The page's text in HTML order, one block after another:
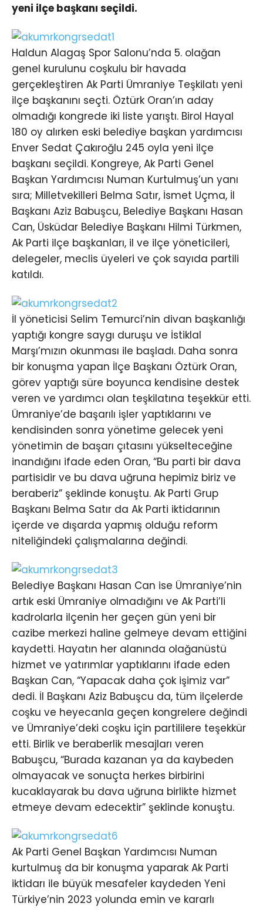
yeni ilçe başkanı seçildi.
Haldun Alagaş Spor Salonu’nda 5. olağan
genel kurulunu coşkulu bir havada
gerçekleştiren Ak Parti Ümraniye Teşkilatı yeni
ilçe başkanını seçti. Öztürk Oran’ın aday
olmadığı kongrede iki liste yarıştı. Birol Hayal
180 oy alırken eski belediye başkan yardımcısı
Enver Sedat Çakıroğlu 245 oyla yeni ilçe
başkanı seçildi. Kongreye, Ak Parti Genel
Başkan Yardımcısı Numan Kurtulmuş’un yanı
sıra; Milletvekilleri Belma Satır, İsmet Uçma, İl
Başkanı Aziz Babuşcu, Belediye Başkanı Hasan
Can, Üsküdar Belediye Başkanı Hilmi Türkmen,
Ak Parti ilçe başkanları, il ve ilçe yöneticileri,
delegeler, meclis üyeleri ve çok sayıda partili
katıldı.
İl yöneticisi Selim Temurci’nin divan başkanlığı
yaptığı kongre saygı duruşu ve İstiklal
Marşı’mızın okunması ile başladı. Daha sonra
bir konuşma yapan İlçe Başkanı Öztürk Oran,
görev yaptığı süre boyunca kendisine destek
veren ve yardımcı olan teşkilatına teşekkür etti.
Ümraniye’de başarılı işler yaptıklarını ve
kendisinden sonra yönetime gelecek yeni
yönetimin de başarı çıtasını yükselteceğine
inandığını ifade eden Oran, “Bu parti bir dava
partisidir ve bu dava uğruna hepimiz biriz ve
beraberiz” şeklinde konuştu. Ak Parti Grup
Başkanı Belma Satır da Ak Parti iktidarının
içerde ve dışarda yapmış olduğu reform
niteliğindeki çalışmalarına değindi.
Belediye Başkanı Hasan Can ise Ümraniye’nin
artık eski Ümraniye olmadığını ve Ak Parti’li
kadrolarla ilçenin her geçen gün yeni bir
cazibe merkezi haline gelmeye devam ettiğini
kaydetti. Hayatın her alanında olağanüstü
hizmet ve yatırımlar yaptıklarını ifade eden
Başkan Can, “Yapacak daha çok işimiz var”
dedi. İl Başkanı Aziz Babuşcu da, tüm ilçelerde
coşku ve heyecanla geçen kongrelere değindi
ve Ümraniye’deki coşku için partililere teşekkür
etti. Birlik ve beraberlik mesajları veren
Babuşcu, “Burada kazanan ya da kaybeden
olmayacak ve sonuçta herkes birbirini
kucaklayarak bu dava uğruna birlikte hizmet
etmeye devam edecektir” şeklinde konuştu.
Ak Parti Genel Başkan Yardımcısı Numan
kurtulmuş da bir konuşma yaparak Ak Parti
iktidarı ile büyük mesafeler kaydeden Yeni
Türkiye’nin 2023 yolunda emin ve kararlı